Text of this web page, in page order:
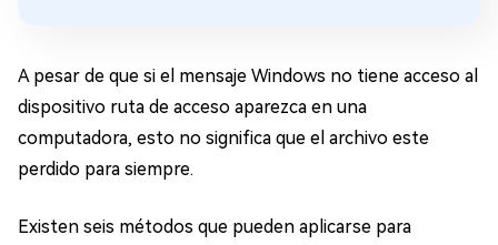
A pesar de que si el mensaje Windows no tiene acceso al
dispositivo ruta de acceso aparezca en una
computadora, esto no significa que el archivo este
perdido para siempre.
Existen seis métodos que pueden aplicarse para